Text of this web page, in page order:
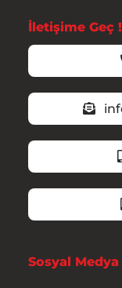
İletişime Geç !
Sosyal Medya